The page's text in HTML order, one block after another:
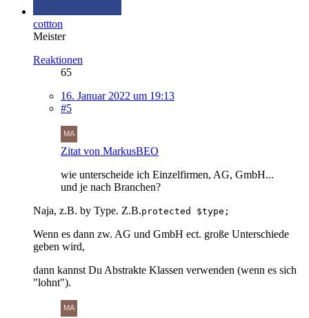
cottton
Meister
Reaktionen
65
16. Januar 2022 um 19:13
#5
Zitat von MarkusBEO
wie unterscheide ich Einzelfirmen, AG, GmbH...
und je nach Branchen?
Naja, z.B. by Type. Z.B.protected $type;
Wenn es dann zw. AG und GmbH ect. große Unterschiede
geben wird,
dann kannst Du Abstrakte Klassen verwenden (wenn es sich
"lohnt").